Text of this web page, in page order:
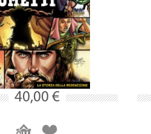
40,00 €